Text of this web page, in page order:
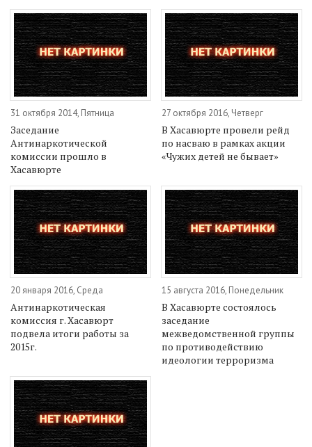
31 октября 2014, Пятница
Заседание
Антинаркотической
комиссии прошло в
Хасавюрте
27 октября 2016, Четверг
В Хасавюрте провели рейд
по насваю в рамках акции
«Чужих детей не бывает»
20 января 2016, Среда
Антинаркотическая
комиссия г. Хасавюрт
подвела итоги работы за
2015г.
15 августа 2016, Понедельник
В Хасавюрте состоялось
заседание
межведомственной группы
по противодействию
идеологии терроризма